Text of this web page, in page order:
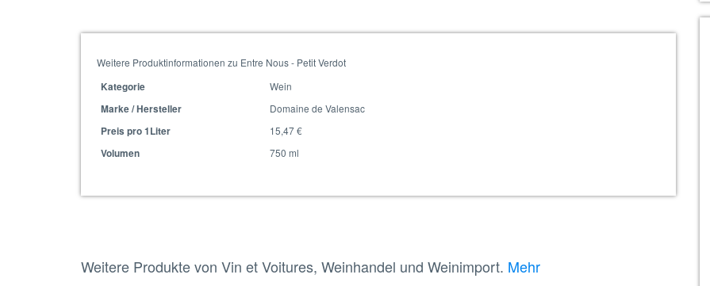
Weitere Produktinformationen zu Entre Nous - Petit Verdot
Kategorie
Wein
Marke / Hersteller
Domaine de Valensac
Preis pro 1Liter
15,47 €
Volumen
750 ml
Weitere Produkte von Vin et Voitures, Weinhandel und Weinimport. Mehr